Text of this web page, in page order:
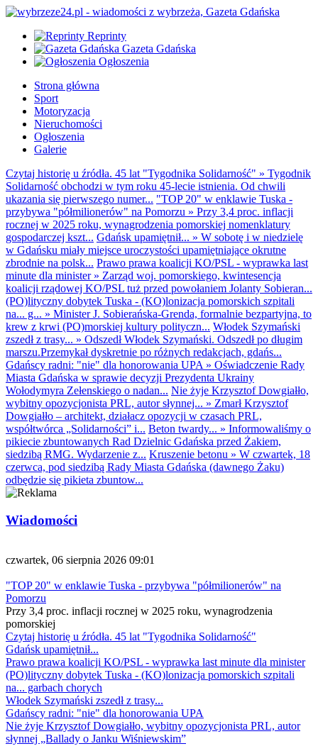
Reprinty
Gazeta Gdańska
Ogłoszenia
Strona główna
Sport
Motoryzacja
Nieruchomości
Ogłoszenia
Galerie
Czytaj historię u źródła. 45 lat "Tygodnika Solidarność" » Tygodnik
Solidarność obchodzi w tym roku 45-lecie istnienia. Od chwili
ukazania się pierwszego numer... "TOP 20" w enklawie Tuska -
przybywa "półmilionerów" na Pomorzu » Przy 3,4 proc. inflacji
rocznej w 2025 roku, wynagrodzenia pomorskiej nomenklatury
gospodarczej kszt... Gdańsk upamiętnił... » W sobotę i w niedzielę
w Gdańsku miały miejsce uroczystości upamiętniające okrutne
zbrodnie na polsk... Prawo prawa koalicji KO/PSL - wyprawka last
minute dla minister» Zarząd woj. pomorskiego, kwintesencja
koalicji rządowej KO/PSL tuż przed powołaniem Jolanty Sobieran...
(PO)lityczny dobytek Tuska - (KO)lonizacja pomorskich szpitali
na... g... » Minister J. Sobierańska-Grenda, formalnie bezpartyjna, to
krew z krwi (PO)morskiej kultury polityczn... Włodek Szymański
zszedł z trasy... » Odszedł Włodek Szymański. Odszedł po długim
marszu.Przemykał dyskretnie po różnych redakcjach, gdańs...
Gdańscy radni: "nie" dla honorowania UPA » Oświadczenie Rady
Miasta Gdańska w sprawie decyzji Prezydenta Ukrainy
Wołodymyra Zełenskiego o nadan... Nie żyje Krzysztof Dowgiałło,
wybitny opozycjonista PRL, autor słynnej... » Zmarł Krzysztof
Dowgiałło – architekt, działacz opozycji w czasach PRL,
współtwórca „Solidarności” i... Beton twardy... » Informowaliśmy o
pikiecie zbuntowanych Rad Dzielnic Gdańska przed Żakiem,
siedzibą RMG. Wydarzenie z... Kruszenie betonu » W czwartek, 18
czerwca, pod siedzibą Rady Miasta Gdańska (dawnego Żaku)
odbędzie się pikieta zbuntow...
Wiadomości
czwartek, 06 sierpnia 2026 09:01
"TOP 20" w enklawie Tuska - przybywa "półmilionerów" na
Pomorzu
Przy 3,4 proc. inflacji rocznej w 2025 roku, wynagrodzenia
pomorskiej
Czytaj historię u źródła. 45 lat "Tygodnika Solidarność"
Gdańsk upamiętnił...
Prawo prawa koalicji KO/PSL - wyprawka last minute dla minister
(PO)lityczny dobytek Tuska - (KO)lonizacja pomorskich szpitali
na... garbach chorych
Włodek Szymański zszedł z trasy...
Gdańscy radni: "nie" dla honorowania UPA
Nie żyje Krzysztof Dowgiałło, wybitny opozycjonista PRL, autor
słynnej „Ballady o Janku Wiśniewskim”